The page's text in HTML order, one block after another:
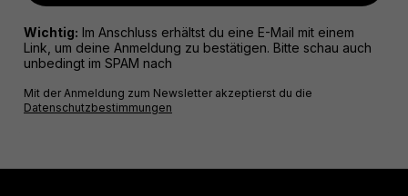
Wichtig: Im Anschluss erhältst du eine E-Mail mit einem
Link, um deine Anmeldung zu bestätigen. Bitte schau auch
unbedingt im SPAM nach
Mit der Anmeldung zum Newsletter akzeptierst du die
Datenschutzbestimmungen